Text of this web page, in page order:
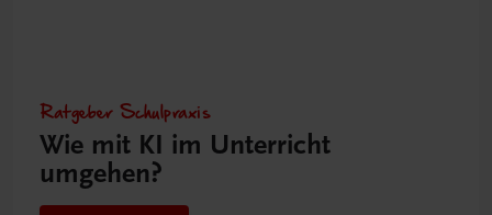
Ratgeber Schulpraxis
Wie mit KI im Unterricht
umgehen?